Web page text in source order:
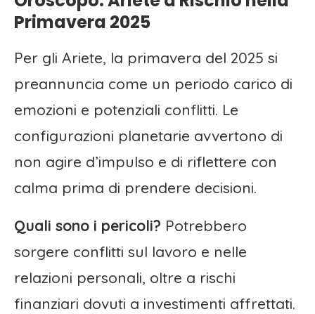
Primavera 2025
Per gli Ariete, la primavera del 2025 si
preannuncia come un periodo carico di
emozioni e potenziali conflitti. Le
configurazioni planetarie avvertono di
non agire d’impulso e di riflettere con
calma prima di prendere decisioni.
Quali sono i pericoli? Potrebbero
sorgere conflitti sul lavoro e nelle
relazioni personali, oltre a rischi
finanziari dovuti a investimenti affrettati.